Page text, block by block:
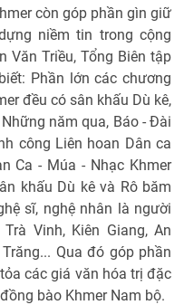
còn góp phần gìn giữ
niềm tin trong cộng
Văn Triều, Tổng Biên tập
Phần lớn các chương
đều có sân khấu Dù kê,
năm qua, Báo - Đài
công Liên hoan Dân ca
Ca - Múa - Nhạc Khmer
khấu Dù kê và Rô băm
sĩ, nghệ nhân là người
Vinh, Kiên Giang, An
Qua đó góp phần
các giá văn hóa trị đặc
bào Khmer Nam bộ.